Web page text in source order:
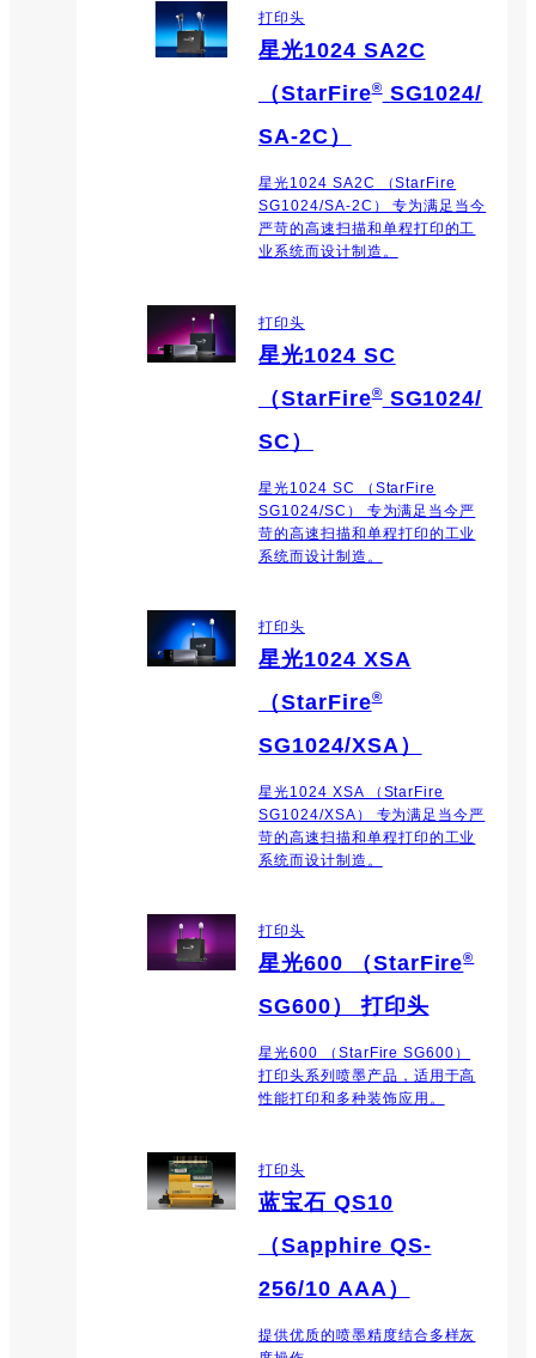
打印头
星光1024 SA2C
（StarFire®SG1024/
SA-2C）
星光1024 SA2C （StarFire
SG1024/SA-2C） 专为满足当今
严苛的高速扫描和单程打印的工
业系统而设计制造。
打印头
星光1024 SC
（StarFire®SG1024/
SC）
星光1024 SC （StarFire
SG1024/SC） 专为满足当今严
苛的高速扫描和单程打印的工业
系统而设计制造。
打印头
星光1024 XSA
（StarFire®
SG1024/XSA）
星光1024 XSA （StarFire
SG1024/XSA） 专为满足当今严
苛的高速扫描和单程打印的工业
系统而设计制造。
打印头
星光600 （StarFire®
SG600） 打印头
星光600 （StarFire SG600）
打印头系列喷墨产品，适用于高
性能打印和多种装饰应用。
打印头
蓝宝石 QS10
（Sapphire QS-
256/10 AAA）
提供优质的喷墨精度结合多样灰